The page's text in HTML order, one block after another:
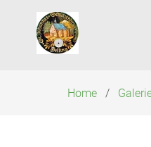
Navigation
überspringen
Home